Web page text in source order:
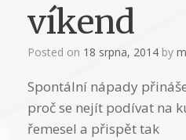
víkend
Posted on 18 srpna, 2014 by
Spontální nápady
proč se nejít podívat na
řemesel a přispět tak